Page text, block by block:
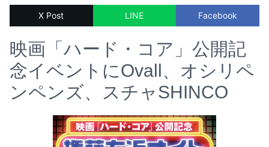
X Post LINE Facebook
映画「ハード・コア」公開記
念イベントにOvall、オシリペ
ンペンズ、スチャSHINCO